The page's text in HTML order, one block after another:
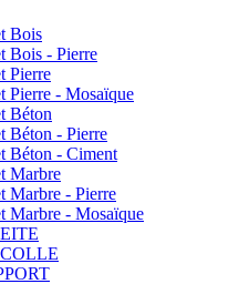
Bois
Bois - Pierre
Pierre
Pierre - Mosaïque
Béton
Béton - Pierre
Béton - Ciment
Marbre
Marbre - Pierre
Marbre - Mosaïque